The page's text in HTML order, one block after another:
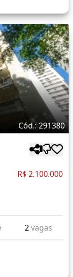
Cód.: 291380
R$ 2.100.000
2vagas